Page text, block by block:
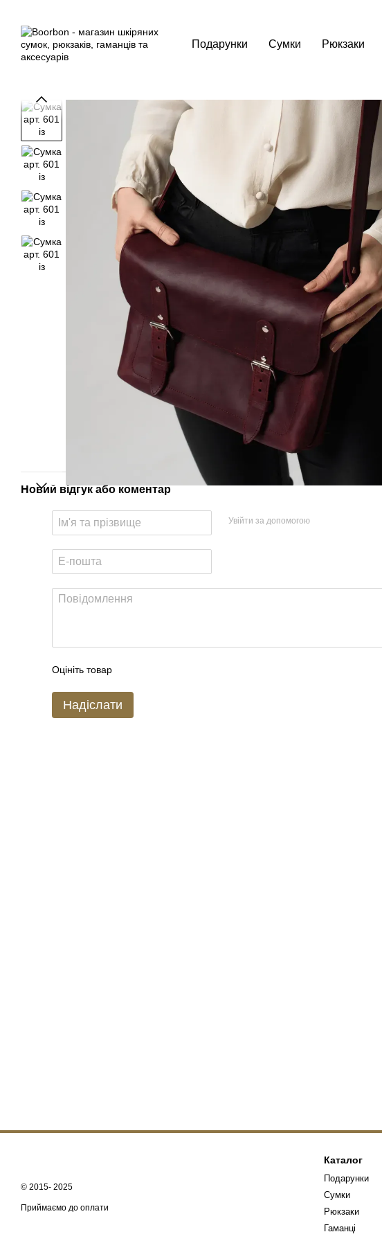
Подарунки Сумки Рюкзаки
Новий відгук або коментар
Увійти за допомогою
Оцініть товар
Надіслати
© 2015- 2025
Приймаємо до оплати
Каталог
Подарунки
Сумки
Рюкзаки
Гаманці